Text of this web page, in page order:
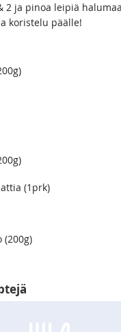
2 ja pinoa leipiä
koristelu päälle!
(1prk)